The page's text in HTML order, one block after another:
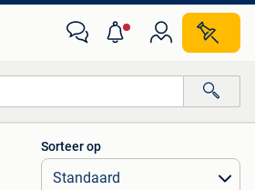
Alle afstanden…
Sorteer op